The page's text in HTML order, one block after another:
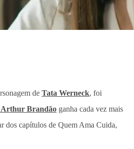
de Tata Werneck, foi
Arthur Brandão ganha cada vez mais
dos capítulos de Quem Ama Cuida,